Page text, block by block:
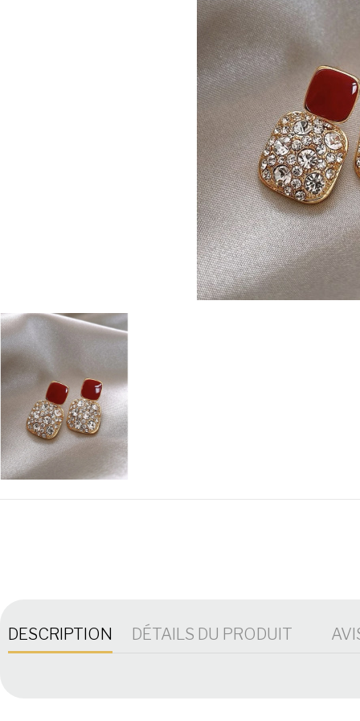
DESCRIPTION DÉTAILS DU PRODUIT